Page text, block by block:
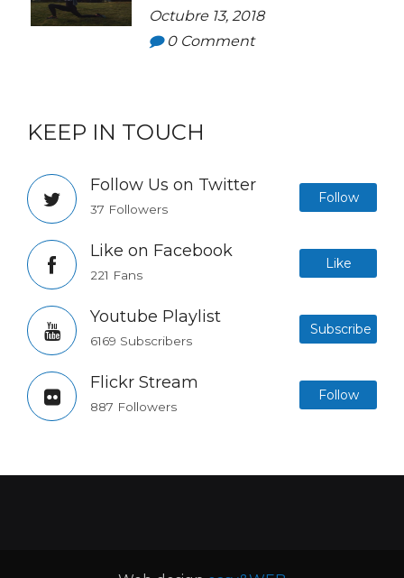
Octubre 13, 2018
0Comment
KEEP IN TOUCH
Follow Us on Twitter
37 Followers
Follow
Like on Facebook
221 Fans
Like
Youtube Playlist
6169 Subscribers
Subscribe
Flickr Stream
887 Followers
Follow